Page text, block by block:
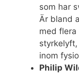
som har
Är bland
med flera
inom
Philip